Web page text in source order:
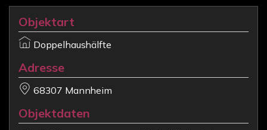
Objektart
Doppelhaushälfte
Adresse
68307 Mannheim
Objektdaten